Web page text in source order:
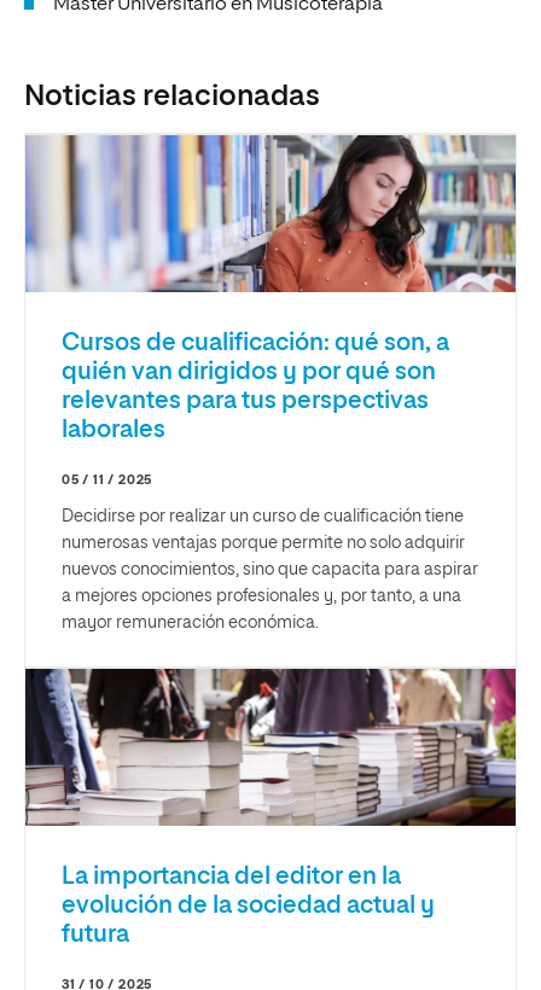
Máster Universitario en Musicoterapia
Noticias relacionadas
Cursos de cualificación: qué son, a
quién van dirigidos y por qué son
relevantes para tus perspectivas
laborales
05 / 11 / 2025
Decidirse por realizar un curso de cualificación tiene
numerosas ventajas porque permite no solo adquirir
nuevos conocimientos, sino que capacita para aspirar
a mejores opciones profesionales y, por tanto, a una
mayor remuneración económica.
La importancia del editor en la
evolución de la sociedad actual y
futura
31 / 10 / 2025